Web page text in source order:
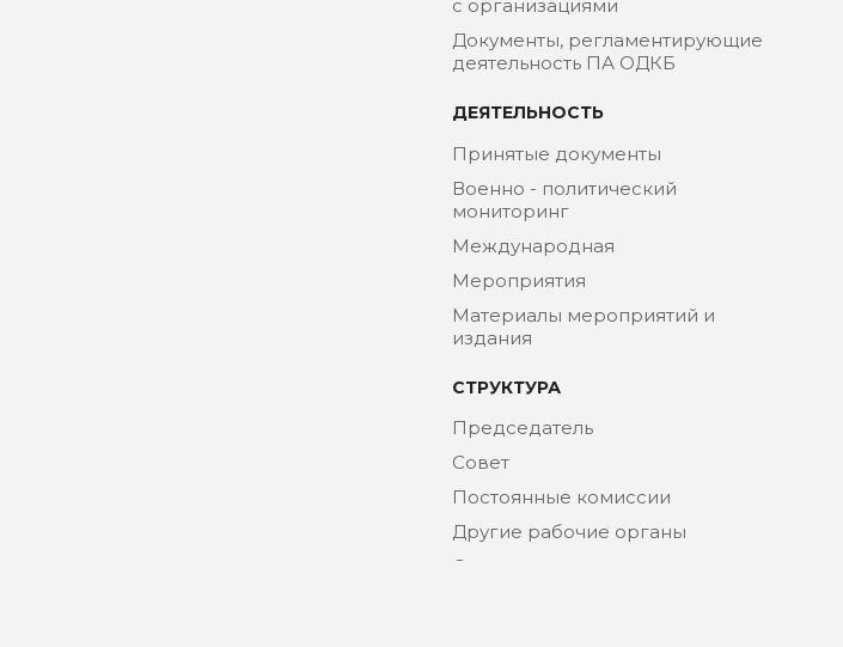
с организациями
Документы, регламентирующие
деятельность ПА ОДКБ
ДЕЯТЕЛЬНОСТЬ
Принятые документы
Военно - политический
мониторинг
Международная
Мероприятия
Материалы мероприятий и
издания
СТРУКТУРА
Председатель
Совет
Постоянные комиссии
Другие рабочие органы
Секретариат